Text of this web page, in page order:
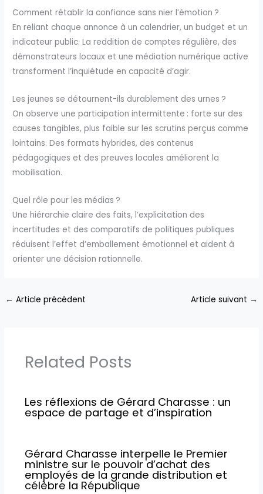
Comment rétablir la confiance sans nier l’émotion ?
En reliant chaque annonce à un calendrier, un budget et un
indicateur public. La reddition de comptes régulière, des
démonstrateurs locaux et une médiation numérique active
transforment l’inquiétude en capacité d’agir.
Les jeunes se détournent-ils durablement des urnes ?
On observe une participation intermittente : forte sur des
causes tangibles, plus faible sur les scrutins perçus comme
lointains. Des formats hybrides, des contenus
pédagogiques et des preuves locales améliorent la
mobilisation.
Quel rôle pour les médias ?
Une hiérarchie claire des faits, l’explicitation des
incertitudes et des comparatifs de politiques publiques
réduisent l’effet d’emballement émotionnel et aident à
orienter une décision rationnelle.
← Article précédent Article suivant →
Related Posts
Les réflexions de Gérard Charasse : un
espace de partage et d’inspiration
Gérard Charasse interpelle le Premier
ministre sur le pouvoir d’achat des
employés de la grande distribution et
célèbre la République